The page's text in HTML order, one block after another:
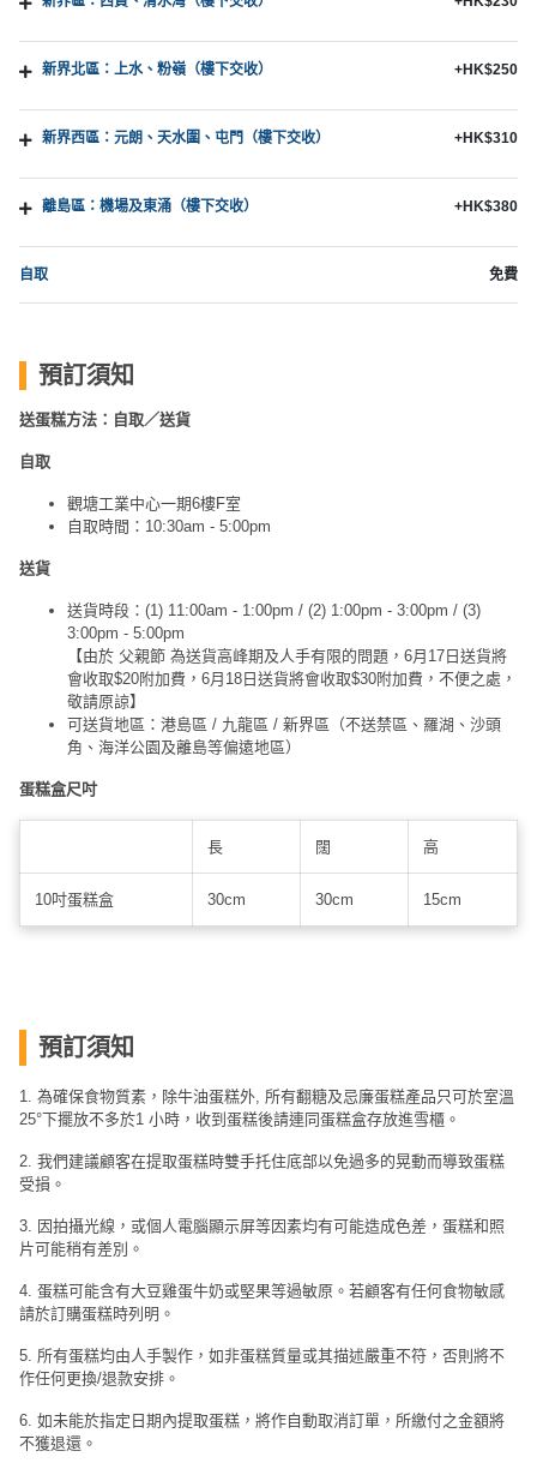
新界北區：上水、粉嶺（樓下交收） +HK$250
新界西區：元朗、天水圍、屯門（樓下交收） +HK$310
離島區：機場及東涌（樓下交收） +HK$380
自取 免費
預訂須知
送蛋糕方法：自取／送貨
自取
觀塘工業中心一期6樓F室
自取時間：10:30am - 5:00pm
送貨
送貨時段：(1) 11:00am - 1:00pm / (2) 1:00pm - 3:00pm / (3)
3:00pm - 5:00pm
【由於 父親節 為送貨高峰期及人手有限的問題，6月17日送貨將
會收取$20附加費，6月18日送貨將會收取$30附加費，不便之處，
敬請原諒】
可送貨地區：港島區 / 九龍區 / 新界區（不送禁區、羅湖、沙頭
角、海洋公園及離島等偏遠地區）
蛋糕盒尺吋
長 闊 高
10吋蛋糕盒 30cm 30cm 15cm
預訂須知
1. 為確保食物質素，除牛油蛋糕外, 所有翻糖及忌廉蛋糕產品只可於室溫
25°下擺放不多於1 小時，收到蛋糕後請連同蛋糕盒存放進雪櫃。
2. 我們建議顧客在提取蛋糕時雙手托住底部以免過多的晃動而導致蛋糕
受損。
3. 因拍攝光線，或個人電腦顯示屏等因素均有可能造成色差，蛋糕和照
片可能稍有差別。
4. 蛋糕可能含有大豆雞蛋牛奶或堅果等過敏原。若顧客有任何食物敏感
請於訂購蛋糕時列明。
5. 所有蛋糕均由人手製作，如非蛋糕質量或其描述嚴重不符，否則將不
作任何更換/退款安排。
6. 如未能於指定日期內提取蛋糕，將作自動取消訂單，所繳付之金額將
不獲退還。